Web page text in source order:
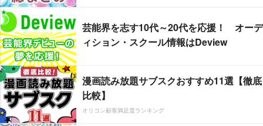
芸能界を志す10代～20代を応援！ オーデ
ィション・スクール情報はDeview
漫画読み放題サブスクおすすめ11選【徹底
比較】
オリコン顧客満足度ランキング